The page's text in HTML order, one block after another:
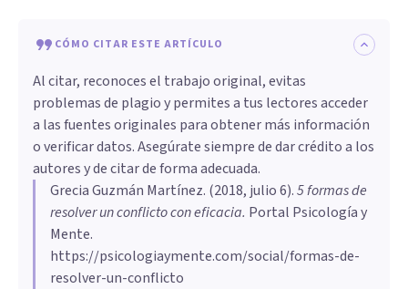
CÓMO CITAR ESTE ARTÍCULO
Al citar, reconoces el trabajo original, evitas
problemas de plagio y permites a tus lectores acceder
a las fuentes originales para obtener más información
o verificar datos. Asegúrate siempre de dar crédito a los
autores y de citar de forma adecuada.
Grecia Guzmán Martínez. (2018, julio 6).5 formas de
resolver un conflicto con eficacia. Portal Psicología y
Mente.
https://psicologiaymente.com/social/formas-de-
resolver-un-conflicto